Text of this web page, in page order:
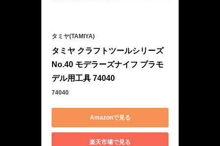
タミヤ(TAMIYA)
タミヤ クラフトツールシリーズ
No.40 モデラーズナイフ プラモ
デル用工具 74040
74040
Amazonで見る
楽天市場で見る